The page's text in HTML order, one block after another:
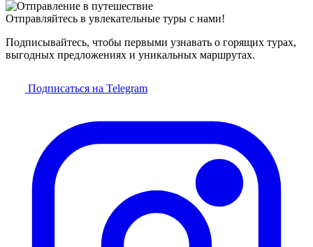
Отправляйтесь в увлекательные туры с нами!
Подписывайтесь, чтобы первыми узнавать о горящих турах,
выгодных предложениях и уникальных маршрутах.
Подписаться на Telegram